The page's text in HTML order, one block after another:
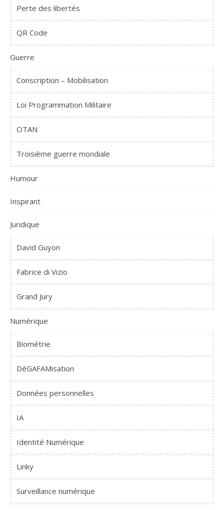
Perte des libertés
QR Code
Guerre
Conscription – Mobilisation
Loi Programmation Militaire
OTAN
Troisième guerre mondiale
Humour
Inspirant
Juridique
David Guyon
Fabrice di Vizio
Grand Jury
Numérique
Biométrie
DéGAFAMisation
Données personnelles
IA
Identité Numérique
Linky
Surveillance numérique